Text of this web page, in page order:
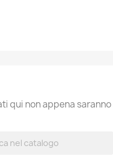
qui non appena saranno